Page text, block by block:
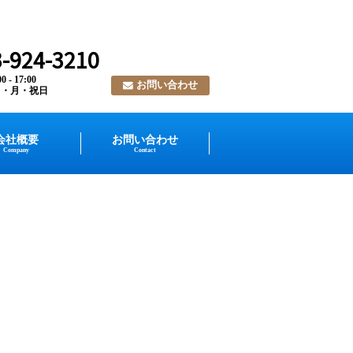
924-3210
- 17:00
月・祝日
お問い合わせ
社概要
Company
お問い合わせ
Contact